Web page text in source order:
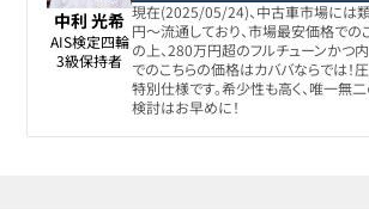
中利 光希
AIS検定四輪
3級保持者
現在(2025/05/24)、中古車市場には
円〜流通しており、市場最安価格での
の上、280万円超のフルチューンかつ
でのこちらの価格はカババならでは！
特別仕様です。希少性も高く、唯一無
検討はお早めに！